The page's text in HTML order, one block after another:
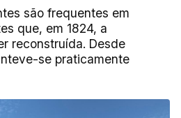
são frequentes em
que, em 1824, a
reconstruída. Desde
se praticamente